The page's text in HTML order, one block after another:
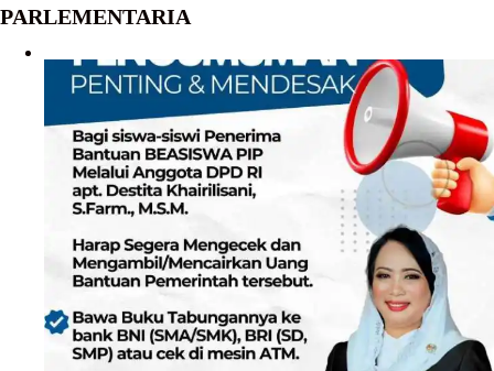
PARLEMENTARIA